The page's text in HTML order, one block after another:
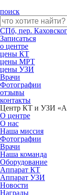
поиск
СПб, пер.
Записаться
о центре
цены КТ
цены МРТ
цены УЗИ
Врачи
Фотографии
отзывы
контакты
Центр КТ и УЗИ
О центре
О нас
Наша миссия
Фотографии
Врачи
Наша команда
Оборудование
Аппарат КТ
Аппарат УЗИ
Новости
Награды